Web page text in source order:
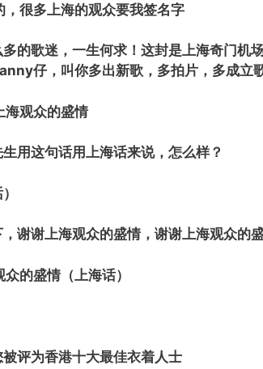
很多上海的观众要我签名字
的歌迷，一生何求！这封是上海奇门机
仔，叫你多出新歌，多拍片，多成立
观众的盛情
用这句话用上海话来说，怎么样？
谢谢上海观众的盛情，谢谢上海观众的盛
的盛情（上海话）
评为香港十大最佳衣着人士